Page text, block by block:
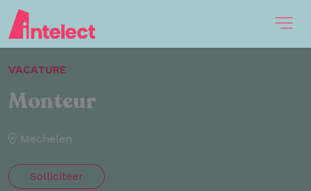
VACATURE
Monteur
Mechelen
Solliciteer